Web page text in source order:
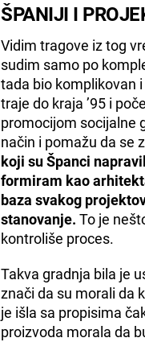
ŠPANIJI I
Vidim tragove iz tog
sudim samo po
tada bio komplikovan
traje do kraja ’95 i
promocijom socijalne
način i pomažu da se
koji su Španci
formiram kao
baza svakog
stanovanje. To je
kontroliše proces.
Takva gradnja bila je
znači da su morali da
je išla sa propisima
proizvoda morala da